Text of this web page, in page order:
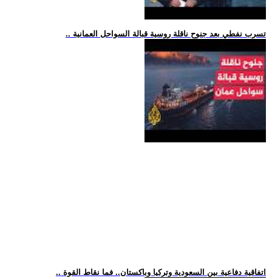
.. تسرب نفطي بعد جنوح ناقلة روسية قبالة السواحل العمانية
.. اتفاقية دفاعية بين السعودية وتركيا وباكستان.. فما نقاط القوة